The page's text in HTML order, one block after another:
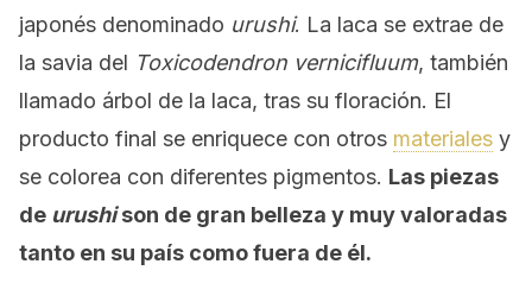
japonés denominado urushi. La laca se extrae de
la savia del Toxicodendron vernicifluum, también
llamado árbol de la laca, tras su floración. El
producto final se enriquece con otros materiales y
se colorea con diferentes pigmentos. Las piezas
de urushison de gran belleza y muy valoradas
tanto en su país como fuera de él.